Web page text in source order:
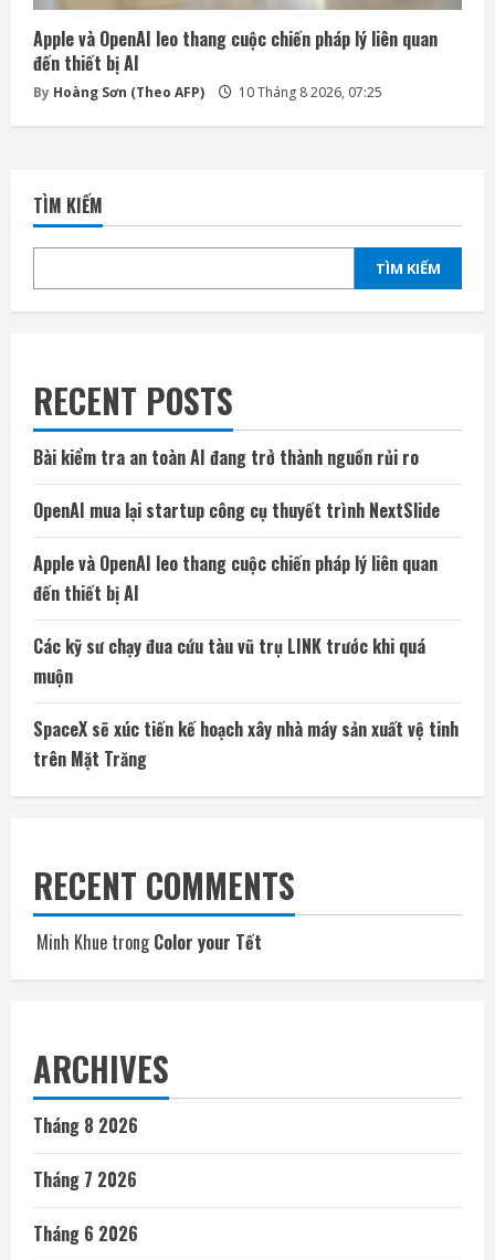
Apple và OpenAI leo thang cuộc chiến pháp lý liên quan
đến thiết bị AI
By Hoàng Sơn (Theo AFP) 10 Tháng 8 2026, 07:25
TÌM KIẾM
TÌM KIẾM
RECENT POSTS
Bài kiểm tra an toàn AI đang trở thành nguồn rủi ro
OpenAI mua lại startup công cụ thuyết trình NextSlide
Apple và OpenAI leo thang cuộc chiến pháp lý liên quan
đến thiết bị AI
Các kỹ sư chạy đua cứu tàu vũ trụ LINK trước khi quá
muộn
SpaceX sẽ xúc tiến kế hoạch xây nhà máy sản xuất vệ tinh
trên Mặt Trăng
RECENT COMMENTS
Minh Khue trongColor your Tết
ARCHIVES
Tháng 8 2026
Tháng 7 2026
Tháng 6 2026